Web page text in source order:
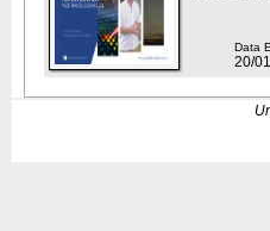
Data
20/